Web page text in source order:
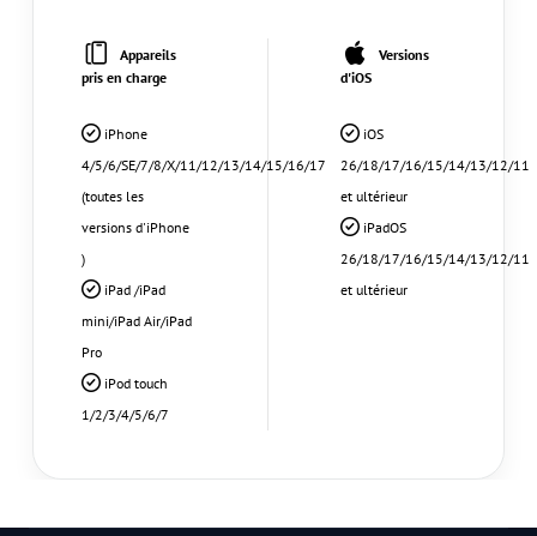
Appareils
pris en charge
iPhone
4/5/6/SE/7/8/X/11/12/13/14/15/16/17
(toutes les
versions d'iPhone
)
iPad /iPad
mini/iPad Air/iPad
Pro
iPod touch
1/2/3/4/5/6/7
Versions
d'iOS
iOS
26/18/17/16/15/14/13/12/11
et ultérieur
iPadOS
26/18/17/16/15/14/13/12/11
et ultérieur